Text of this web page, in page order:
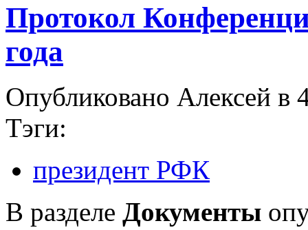
Протокол
года
Опубликовано Алексей в
Тэги:
президент РФК
В разделе Документы